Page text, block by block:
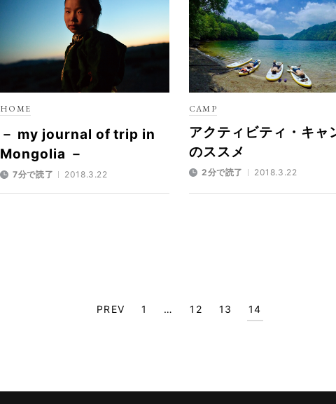
HOME
－ my journal of trip in
Mongolia －
7分で読了 2018.3.22
CAMP
アクティビティ・キャ
のススメ
2分で読了 2018.3.22
PREV 1 … 12 13 14